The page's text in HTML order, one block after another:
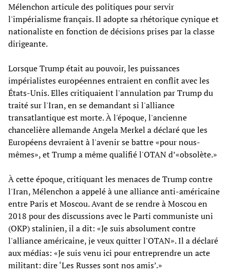
Mélenchon articule des politiques pour servir
l'impérialisme français. Il adopte sa rhétorique cynique et
nationaliste en fonction de décisions prises par la classe
dirigeante.
Lorsque Trump était au pouvoir, les puissances
impérialistes européennes entraient en conflit avec les
États-Unis. Elles critiquaient l'annulation par Trump du
traité sur l'Iran, en se demandant si l'alliance
transatlantique est morte. À l'époque, l'ancienne
chancelière allemande Angela Merkel a déclaré que les
Européens devraient à l'avenir se battre «pour nous-
mêmes», et Trump a même qualifié l'OTAN d’«obsolète.»
À cette époque, critiquant les menaces de Trump contre
l'Iran, Mélenchon a appelé à une alliance anti-américaine
entre Paris et Moscou. Avant de se rendre à Moscou en
2018 pour des discussions avec le Parti communiste uni
(OKP) stalinien, il a dit: «Je suis absolument contre
l'alliance américaine, je veux quitter l'OTAN». Il a déclaré
aux médias: «Je suis venu ici pour entreprendre un acte
militant: dire ‘Les Russes sont nos amis’.»